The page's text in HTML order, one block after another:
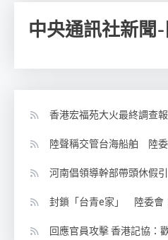
中央通訊社新聞
香港宏福苑大火最終調查
陸聲稱交管台海船舶 陸
河南倡領導幹部帶頭休假
封鎖「台青e家」 陸委會
回應官員攻擊 香港記協：